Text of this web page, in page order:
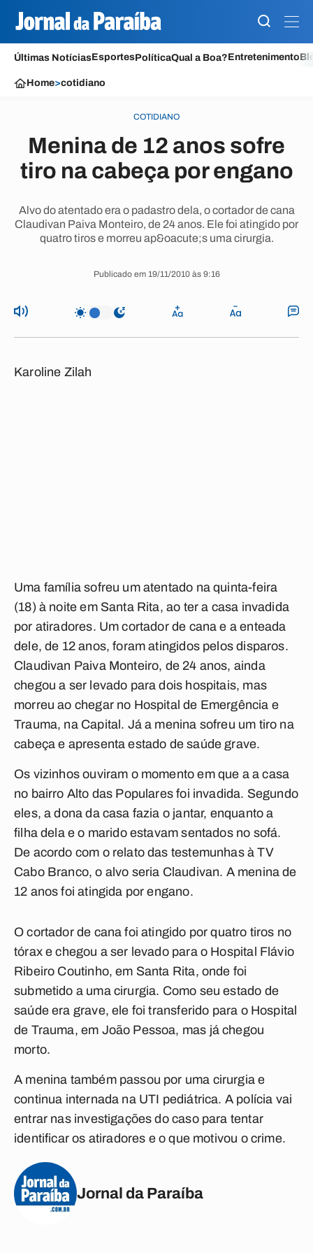
Últimas NotíciasEsportesPolíticaQual a Boa?Entretenimento
Home>cotidiano
COTIDIANO
Menina de 12 anos sofre
tiro na cabeça por engano
Alvo do atentado era o padastro dela, o cortador de cana
Claudivan Paiva Monteiro, de 24 anos. Ele foi atingido por
quatro tiros e morreu ap&oacute;s uma cirurgia.
Publicado em 19/11/2010 às 9:16
Karoline Zilah
Uma família sofreu um atentado na quinta-feira
(18) à noite em Santa Rita, ao ter a casa invadida
por atiradores. Um cortador de cana e a enteada
dele, de 12 anos, foram atingidos pelos disparos.
Claudivan Paiva Monteiro, de 24 anos, ainda
chegou a ser levado para dois hospitais, mas
morreu ao chegar no Hospital de Emergência e
Trauma, na Capital. Já a menina sofreu um tiro na
cabeça e apresenta estado de saúde grave.
Os vizinhos ouviram o momento em que a a casa
no bairro Alto das Populares foi invadida. Segundo
eles, a dona da casa fazia o jantar, enquanto a
filha dela e o marido estavam sentados no sofá.
De acordo com o relato das testemunhas à TV
Cabo Branco, o alvo seria Claudivan. A menina de
12 anos foi atingida por engano.
O cortador de cana foi atingido por quatro tiros no
tórax e chegou a ser levado para o Hospital Flávio
Ribeiro Coutinho, em Santa Rita, onde foi
submetido a uma cirurgia. Como seu estado de
saúde era grave, ele foi transferido para o Hospital
de Trauma, em João Pessoa, mas já chegou
morto.
A menina também passou por uma cirurgia e
continua internada na UTI pediátrica. A polícia vai
entrar nas investigações do caso para tentar
identificar os atiradores e o que motivou o crime.
Jornal da Paraíba